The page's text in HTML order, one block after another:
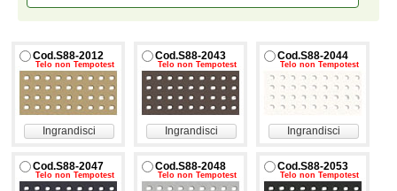
Cod.S88-2012
Telo non Tempotest
Ingrandisci
Cod.S88-2043
Telo non Tempotest
Ingrandisci
Cod.S88-2044
Telo non Tempotest
Ingrandisci
Cod.S88-2047
Telo non Tempotest
Cod.S88-2048
Telo non Tempotest
Cod.S88-2053
Telo non Tempotest